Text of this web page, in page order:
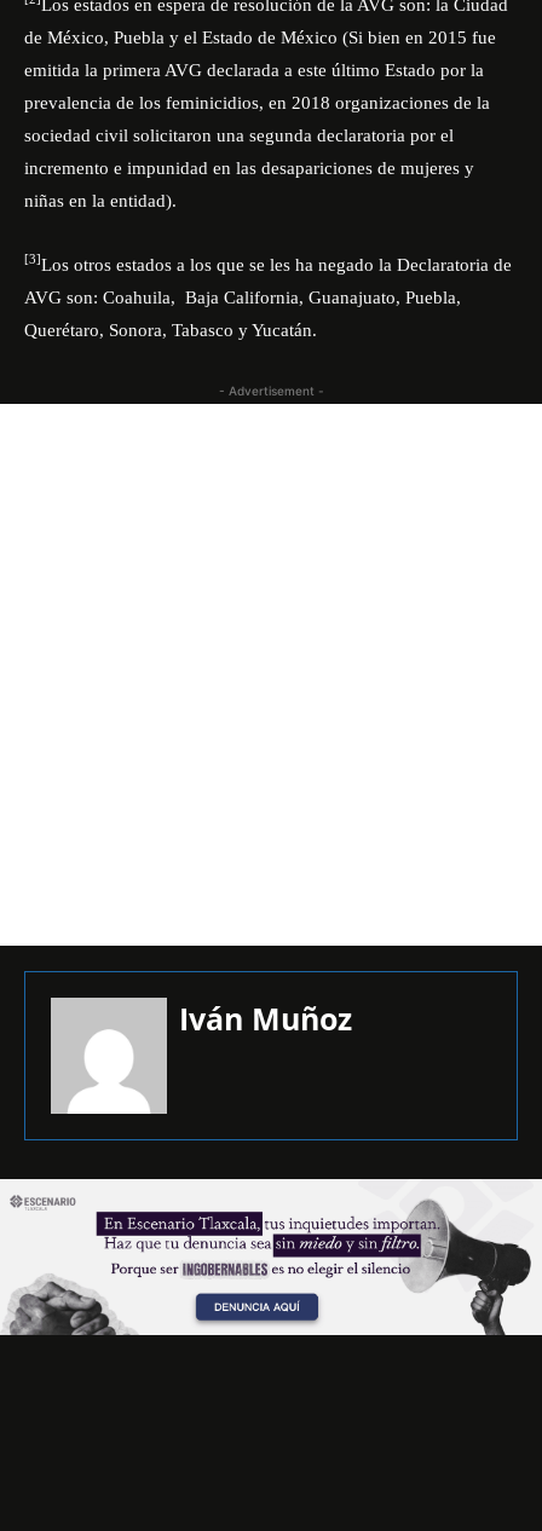
Los estados en espera de resolución de la AVG son: la Ciudad
de México, Puebla y el Estado de México (Si bien en 2015 fue
emitida la primera AVG declarada a este último Estado por la
prevalencia de los feminicidios, en 2018 organizaciones de la
sociedad civil solicitaron una segunda declaratoria por el
incremento e impunidad en las desapariciones de mujeres y
niñas en la entidad).
[3]Los otros estados a los que se les ha negado la Declaratoria de
AVG son: Coahuila, Baja California, Guanajuato, Puebla,
Querétaro, Sonora, Tabasco y Yucatán.
- Advertisement -
Iván Muñoz